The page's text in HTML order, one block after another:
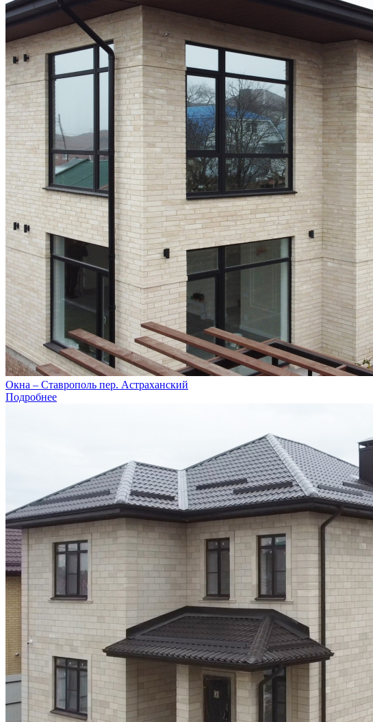
Окна – Ставрополь пер. Астраханский
Подробнее